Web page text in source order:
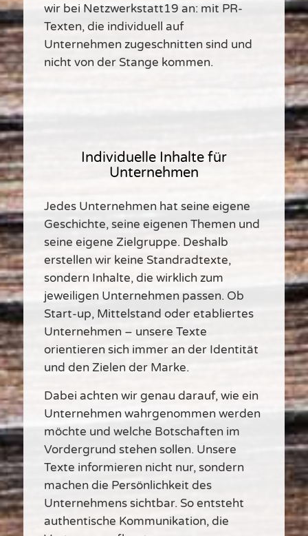
wir bei Netzwerkstatt19 an: mit PR-
Texten, die individuell auf
Unternehmen zugeschnitten sind und
nicht von der Stange kommen.
Individuelle Inhalte für
Unternehmen
Jedes Unternehmen hat seine eigene
Geschichte, seine eigenen Themen und
seine eigene Zielgruppe. Deshalb
erstellen wir keine Standradtexte,
sondern Inhalte, die wirklich zum
jeweiligen Unternehmen passen. Ob
Start-up, Mittelstand oder etabliertes
Unternehmen – unsere Texte
orientieren sich immer an der Identität
und den Zielen der Marke.
Dabei achten wir genau darauf, wie ein
Unternehmen wahrgenommen werden
möchte und welche Botschaften im
Vordergrund stehen sollen. Unsere
Texte informieren nicht nur, sondern
machen die Persönlichkeit des
Unternehmens sichtbar. So entsteht
authentische Kommunikation, die